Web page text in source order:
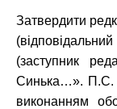
Затвердити
(заступник
Синька…». П.С.
виконанням